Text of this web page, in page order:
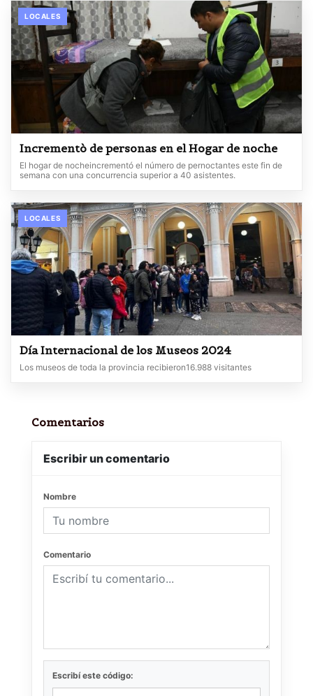
LOCALES
Incrementò de personas en el Hogar de noche
El hogar de nocheincrementó el número de pernoctantes este fin de
semana con una concurrencia superior a 40 asistentes.
LOCALES
Día Internacional de los Museos 2024
Los museos de toda la provincia recibieron16.988 visitantes
Comentarios
Escribir un comentario
Nombre
Comentario
Escribí este código: